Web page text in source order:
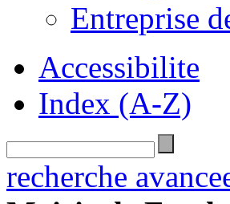
Entreprise
Accessibilite
Index (A-Z)
recherche